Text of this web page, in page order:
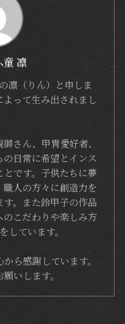
童 凛
凛（りん）と申しま
って生み出されまし
さん、甲冑愛好者、
日常に希望とインス
です。子供たちに夢
人の方々に創造力を
。また鈴甲子の作品
こだわりや楽しみ方
しています。
ら感謝しています。
いします。